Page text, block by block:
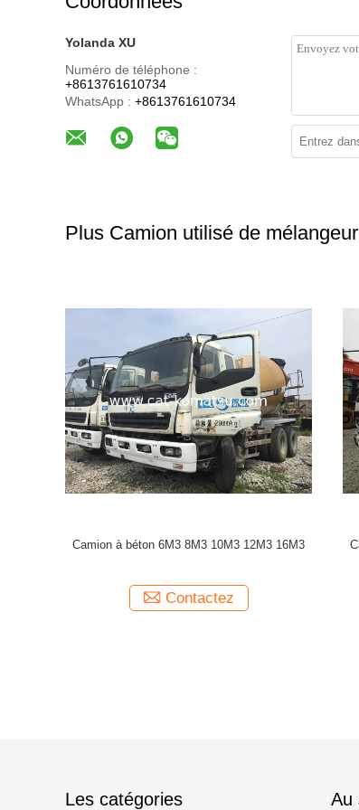
Yolanda XU
Numéro de téléphone :
+8613761610734
WhatsApp : +8613761610734
Plus Camion utilisé de
6M3 8M3 10M3
Bétonnière ISUZU d'occasion 6M3 8M3
Les catégories Au